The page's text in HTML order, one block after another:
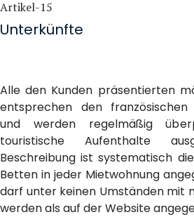
Artikel-15
Unterkünfte
Alle den Kunden präsentierten
entsprechen den französischen
und werden regelmäßig
touristische Aufenthalte
Beschreibung ist systematisch
Betten in jeder Mietwohnung
darf unter keinen Umständen mit
werden als auf der Website